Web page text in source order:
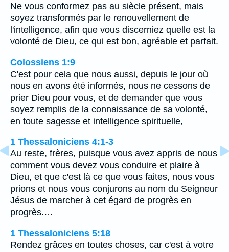
Ne vous conformez pas au siècle présent, mais
soyez transformés par le renouvellement de
l'intelligence, afin que vous discerniez quelle est la
volonté de Dieu, ce qui est bon, agréable et parfait.
Colossiens 1:9
C'est pour cela que nous aussi, depuis le jour où
nous en avons été informés, nous ne cessons de
prier Dieu pour vous, et de demander que vous
soyez remplis de la connaissance de sa volonté,
en toute sagesse et intelligence spirituelle,
1 Thessaloniciens 4:1-3
Au reste, frères, puisque vous avez appris de nous
comment vous devez vous conduire et plaire à
Dieu, et que c'est là ce que vous faites, nous vous
prions et nous vous conjurons au nom du Seigneur
Jésus de marcher à cet égard de progrès en
progrès.…
1 Thessaloniciens 5:18
Rendez grâces en toutes choses, car c'est à votre